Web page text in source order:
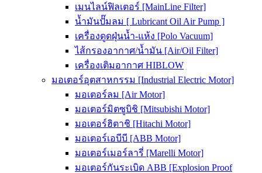
เมนไลน์ฟิลเตอร์ [MainLine Filter]
น้ำมันปั๊มลม [ Lubricant Oil Air Pump ]
เครื่องดูดฝุ่นน้ำ-แห้ง [Polo Vacuum]
ไส้กรองอากาศ/น้ำมัน [Air/Oil Filter]
เครื่องเติมอากาศ HIBLOW
มอเตอร์อุตสาหกรรม [Industrial Electric Motor]
มอเตอร์ลม [Air Motor]
มอเตอร์มิตซูบิชิ [Mitsubishi Motor]
มอเตอร์ฮิตาชิ [Hitachi Motor]
มอเตอร์เอบีบี [ABB Motor]
มอเตอร์เมอร์ลารี่ [Marelli Motor]
มอเตอร์กันระเบิด ABB [Explosion Proof